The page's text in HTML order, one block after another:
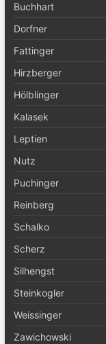
Buchhart
Dorfner
Fattinger
Hirzberger
Hölblinger
Kalasek
Leptien
Nutz
Puchinger
Reinberg
Schalko
Scherz
Silhengst
Steinkogler
Weissinger
Zawichowski